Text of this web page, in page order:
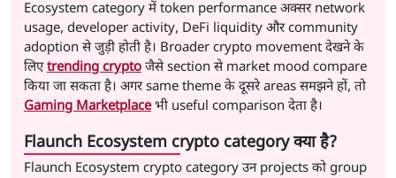
Ecosystem category में token performance अक्सर network
usage, developer activity, DeFi liquidity और community
adoption से जुड़ी होती है। Broader crypto movement देखने के
लिएtrending crypto जैसे section से market mood compare
किया जा सकता है। अगर same theme के दूसरे areas समझने हों, तो
Gaming Marketplaceभी useful comparison देता है।
Flaunch Ecosystem crypto category क्या है?
Flaunch Ecosystem crypto category उन projects को group